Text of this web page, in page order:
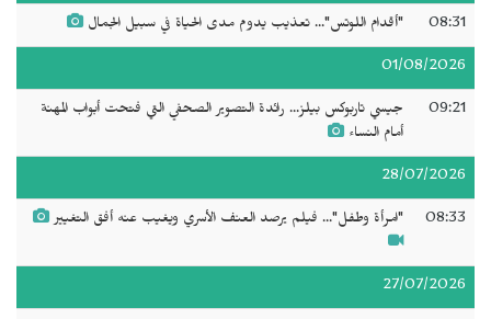
08:31 "أقدام اللوتس"... تعذيب يدوم مدى الحياة في سبيل الجمال
01/08/2026
09:21
جيسي تاربوكس بيلز... رائدة التصوير الصحفي التي فتحت أبواب المهنة
أمام النساء
28/07/2026
08:33 "امرأة وطفل"... فيلم يرصد العنف الأسري ويغيب عنه أفق التغيير
27/07/2026